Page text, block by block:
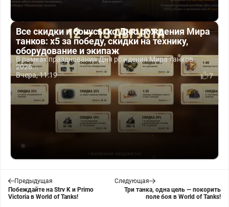
Все скидки и бонусы ко Дню рождения Мира
танков: x5 за победу, скидки на технику,
оборудование и экипаж
В рамках празднования Дня рождения Мира танков
2026...
Вчера, 11:19
7
Предыдущая
Побеждайте на Strv K и Primo
Victoria в World of Tanks!
Следующая
Три танка, одна цель — покорить
поле боя в World of Tanks!